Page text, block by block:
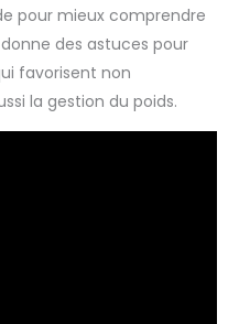
pour mieux comprendre
des astuces pour
favorisent non
la gestion du poids.